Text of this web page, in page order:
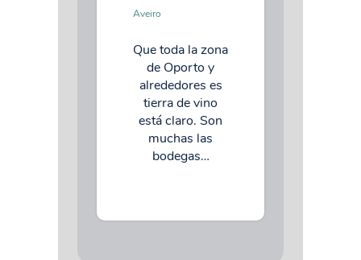
Aveiro
Que toda la zona
de Oporto y
alrededores es
tierra de vino
está claro. Son
muchas las
bodegas…